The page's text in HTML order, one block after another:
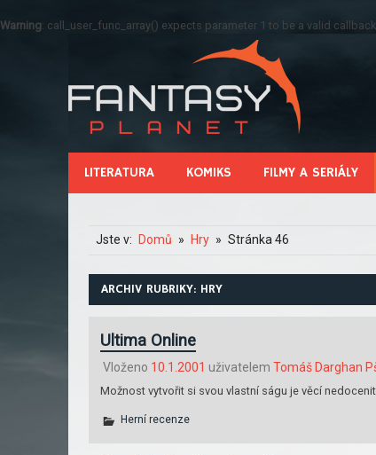
Warning: call_user_func_array() expects parameter 1 to be a valid
LITERATURA KOMIKS FILMY A SERIÁLY
Jste v: Domů Hry Stránka 46
ARCHIV RUBRIKY: HRY
Ultima Online
Vloženo 10.1.2001 uživatelem Tomáš Darghan
Možnost vytvořit si svou vlastní ságu je věcí
Herní recenze